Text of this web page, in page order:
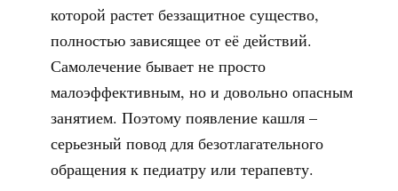
которой растет беззащитное существо,
полностью зависящее от её действий.
Самолечение бывает не просто
малоэффективным, но и довольно опасным
занятием. Поэтому появление кашля –
серьезный повод для безотлагательного
обращения к педиатру или терапевту.